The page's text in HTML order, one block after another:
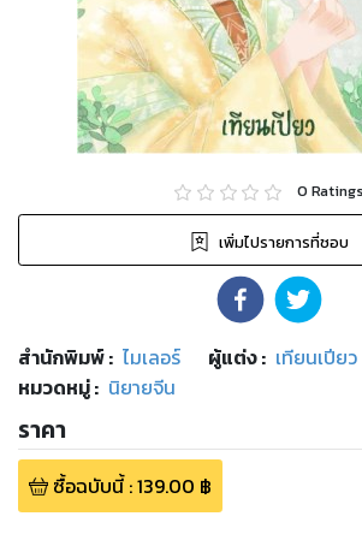
0 Ratings
เพิ่มไปรายการที่ชอบ
สำนักพิมพ์: ไมเลอร์ ผู้แต่ง : เทียนเปียว
หมวดหมู่: นิยายจีน
ราคา
ซื้อฉบับนี้:139.00 ฿